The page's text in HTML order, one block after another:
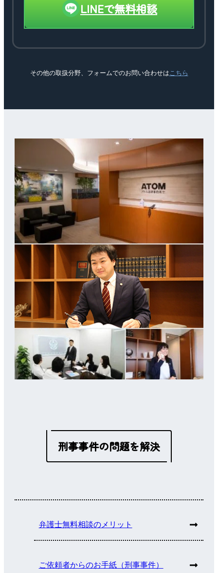
LINEで無料相談
その他の取扱分野、フォームでのお問い合わせはこちら
刑事事件の問題を解決
弁護士無料相談のメリット
ご依頼者からのお手紙（刑事事件）